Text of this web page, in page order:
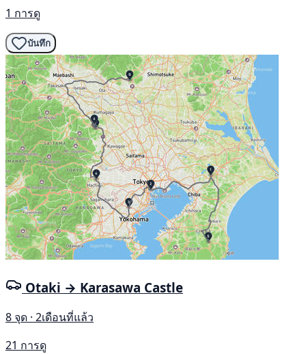
1 การดู
บันทึก
Otaki → Karasawa Castle
8 จุด · 2เดือนที่แล้ว
21 การดู